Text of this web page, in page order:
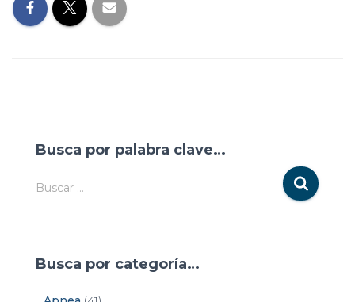
Busca por palabra clave…
Buscar …
Busca por categoría…